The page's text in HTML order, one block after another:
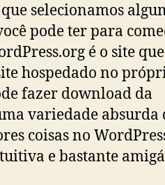
selecionamos
pode ter para
é o site
hospedado no
fazer download da
variedade absurda
coisas no
e bastante